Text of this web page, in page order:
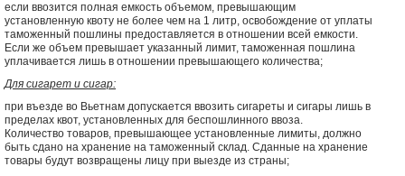
если ввозится полная емкость объемом, превышающим
установленную квоту не более чем на 1 литр, освобождение от уплаты
таможенный пошлины предоставляется в отношении всей емкости.
Если же объем превышает указанный лимит, таможенная пошлина
уплачивается лишь в отношении превышающего количества;
Для сигарет и сигар:
при въезде во Вьетнам допускается ввозить сигареты и сигары лишь в
пределах квот, установленных для беспошлинного ввоза.
Количество товаров, превышающее установленные лимиты, должно
быть сдано на хранение на таможенный склад. Сданные на хранение
товары будут возвращены лицу при выезде из страны;